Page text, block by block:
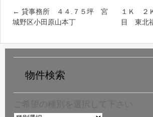
← 貸事務所 ４４.７５坪 宮
城野区小田原山本丁
１Ｋ ２
目 東北
物件検索